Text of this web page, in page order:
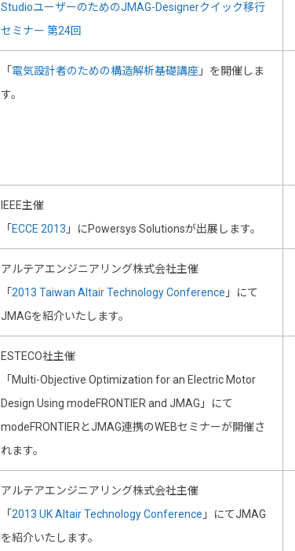
StudioユーザーのためのJMAG-Designerクイック移行
セミナー 第24回
「 電気設計者のための構造解析基礎講座 」を開催しま
す。
IEEE主催
「 ECCE 2013 」にPowersys Solutionsが出展します。
アルテアエンジニアリング株式会社主催
「 2013 Taiwan Altair Technology Conference 」にて
JMAGを紹介いたします。
ESTECO社主催
「Multi-Objective Optimization for an Electric Motor
Design Using modeFRONTIER and JMAG」にて
modeFRONTIERとJMAG連携のWEBセミナーが開催さ
れます。
アルテアエンジニアリング株式会社主催
「 2013 UK Altair Technology Conference 」にてJMAG
を紹介いたします。